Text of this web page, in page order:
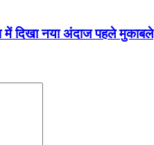
में दिखा नया अंदाज पहले मुकाबले